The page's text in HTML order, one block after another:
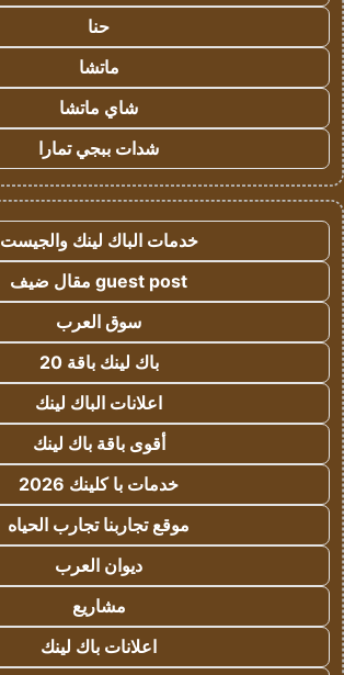
حنا
ماتشا
شاي ماتشا
شدات ببجي تمارا
خدمات الباك لينك والجيست
guest post مقال ضيف
سوق العرب
باك لينك باقة 20
اعلانات الباك لينك
أقوى باقة باك لينك
خدمات با كلينك 2026
موقع تجاربنا تجارب الحياه
ديوان العرب
مشاريع
اعلانات باك لينك